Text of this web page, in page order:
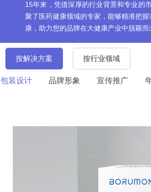
15年来，凭借深厚的行业背景和专业的
聚了医药健康领域的专家，能够精准把
康，助力您的品牌在大健康产业中脱颖而
按解决方案 按行业领域
包装设计 品牌形象 宣传推广